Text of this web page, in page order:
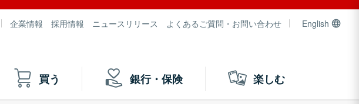
企業情報 採用情報 ニュースリリース よくあるご質問・お問い合わせ English
買う 銀行・保険 楽しむ